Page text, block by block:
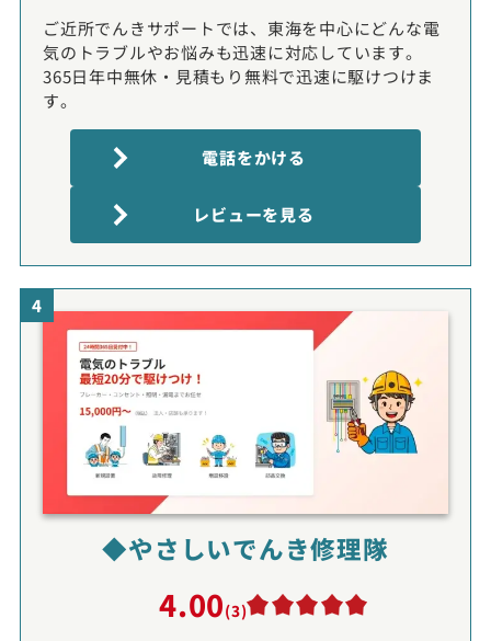
ご近所でんきサポートでは、東海を中心にどんな電
気のトラブルやお悩みも迅速に対応しています。
365日年中無休・見積もり無料で迅速に駆けつけま
す。
電話をかける
レビューを見る
4
◆やさしいでんき修理隊
4.00(3)